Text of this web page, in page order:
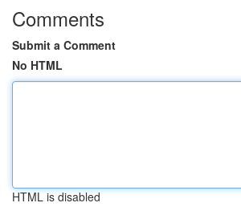
Comments
Submit a Comment
No HTML
HTML is disabled